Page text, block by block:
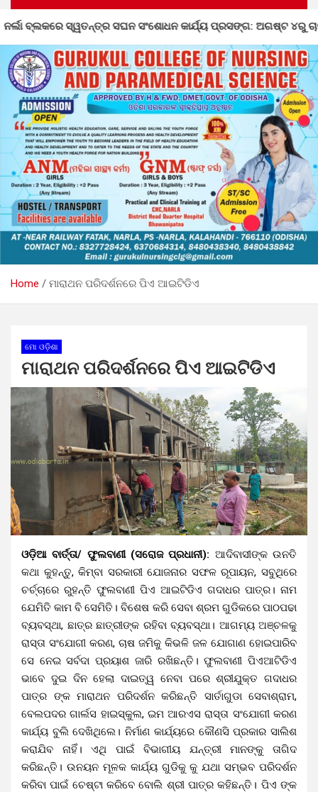
କାର୍ଯ୍ୟ ପ୍ରସଙ୍ଗ: ଅଗଷ୍ଟ ୪ରୁ ଚାଲିଛି ଅସଙ୍ଗତି ସଂଶୋଧନ
Home ମାରାଥନ ପରିଦର୍ଶନରେ ପିଏ ଆଇଟିଡିଏ
ମୋ ଓଡ଼ିଶା
ମାରାଥନ ପରିଦର୍ଶନରେ ପିଏ ଆଇଟିଡିଏ
ଓଡ଼ିଆ ବାର୍ତ୍ତା/ ଫୁଲବାଣୀ (ସରୋଜ ପ୍ରଧାନୀ): ଆଦିବାସୀଙ୍କ ଉନତି
କଥା କୁହନ୍ତୁ, କିମ୍ବା ସରକାରୀ ଯୋଜନାର ସଫଳ ରୂପାୟନ, ସବୁଥିରେ
ଚର୍ଚ୍ଚାରେ ରୁହନ୍ତି ଫୁଲବାଣୀ ପିଏ ଆଇଟିଡିଏ ଗଦାଧର ପାତ୍ର। ନାମ
ଯେମିତି କାମ ବି ସେମିତି। ବିଶେଷ କରି ସେବା ଶ୍ରମ ଗୁଡିକରେ ପାଠପଢା
ବ୍ୟବସ୍ଥା, ଛାତ୍ର ଛାତ୍ରୀଙ୍କ ରହିବା ବ୍ୟବସ୍ଥା। ଆଗମ୍ୟ ଅଞ୍ଚଳକୁ
ରାସ୍ତା ସଂଯୋଗୀ କରଣ, ଚାଷ ଜମିକୁ କିଭଳି ଜଳ ଯୋଗାଣ ହୋଇପାରିବ
ସେ ନେଇ ସର୍ବଦା ପ୍ରୟାଶ ଜାରି ରଖିଛନ୍ତି। ଫୁଲବାଣୀ ପିଏଆଟିଡିଏ
ଭାବେ ଦୁଇ ଦିନ ହେଲା ଦାଇତ୍ୱ ନେବା ପରେ ଶ୍ରୀଯୁକ୍ତ ଗଦାଧର
ପାତ୍ର ଙ୍କ ମାରାଥନ ପରିଦର୍ଶନ କରିଛନ୍ତି ସାର୍ତାଗୁଡା ସେବାଶ୍ରାମ,
ବେଲପଦର ଗାର୍ଲସ ହାଇସ୍କୁଲ, ଇମ ଆରଏସ ରାସ୍ତା ସଂଯୋଗୀ କରଣ
କାର୍ଯ୍ୟ ବୁଲି ଦେଖିଥିଲେ। ନିର୍ମାଣ କାର୍ଯ୍ୟରେ କୌଣସି ପ୍ରକାର ସାଲିଶ
କରାଯିବ ନାହିଁ। ଏଥି ପାଇଁ ବିଭାଗୀୟ ଯନ୍ତ୍ରୀ ମାନଙ୍କୁ ତାଗିଦ
କରିଛନ୍ତି। ଉନୟନ ମୂଳକ କାର୍ଯ୍ୟ ଗୁଡିକୁ କୁ ଯଥା ସମ୍ଭବ ପରିଦର୍ଶନ
କରିବା ପାଇଁ ଚେଷ୍ଟା କରିବେ ବୋଲି ଶ୍ରୀ ପାତ୍ର କହିଛନ୍ତି। ପିଏ ଙ୍କ